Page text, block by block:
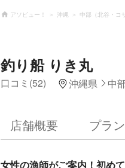
アソビュー！ 沖縄 中部（北谷・コ
釣り船 りき丸
口コミ(52) 沖縄県 中
店舗概要 プラン
女性の漁師がご案内！初め